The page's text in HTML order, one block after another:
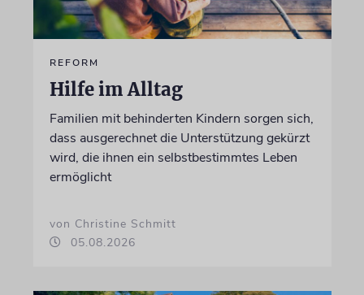
REFORM
Hilfe im Alltag
Familien mit behinderten Kindern sorgen sich,
dass ausgerechnet die Unterstützung gekürzt
wird, die ihnen ein selbstbestimmtes Leben
ermöglicht
von Christine Schmitt
05.08.2026